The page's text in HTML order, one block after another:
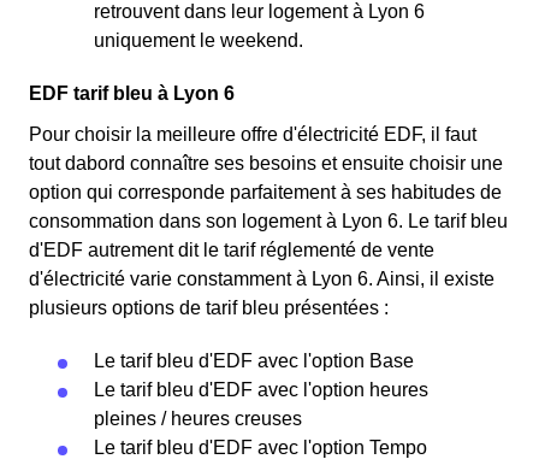
retrouvent dans leur logement à Lyon 6
uniquement le weekend.
EDF tarif bleu à Lyon 6
Pour choisir la meilleure offre d'électricité EDF, il faut
tout dabord connaître ses besoins et ensuite choisir une
option qui corresponde parfaitement à ses habitudes de
consommation dans son logement à Lyon 6. Le tarif bleu
d'EDF autrement dit le tarif réglementé de vente
d'électricité varie constamment à Lyon 6. Ainsi, il existe
plusieurs options de tarif bleu présentées :
Le tarif bleu d'EDF avec l'option Base
Le tarif bleu d'EDF avec l'option heures
pleines / heures creuses
Le tarif bleu d'EDF avec l'option Tempo